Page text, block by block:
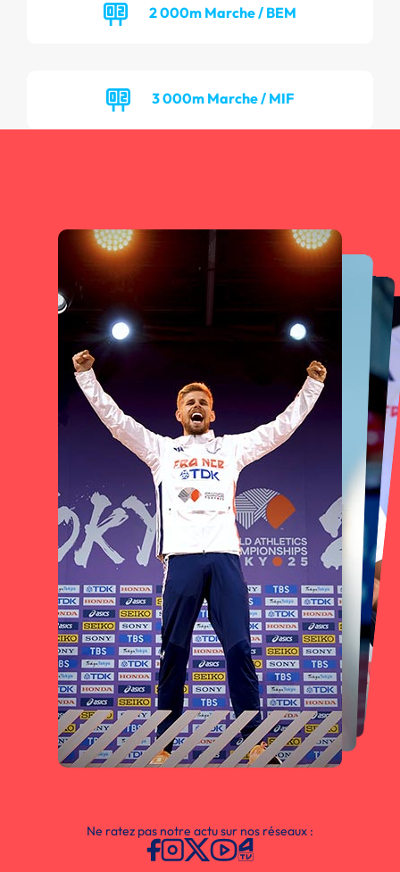
2 000m Marche / BEM
3 000m Marche / MIF
Ne ratez pas notre actu sur nos réseaux :